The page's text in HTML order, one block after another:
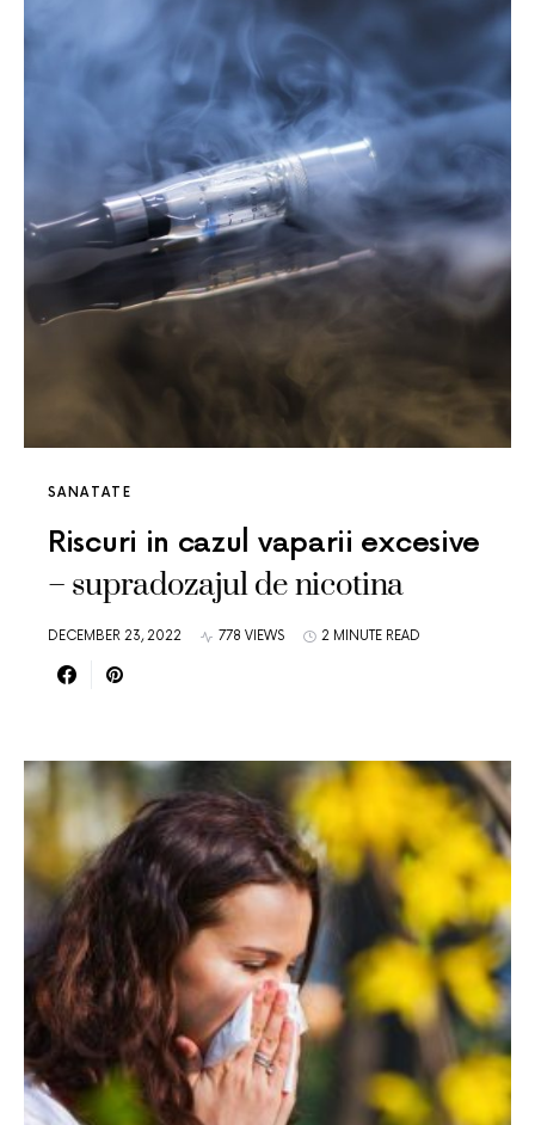
SANATATE
Riscuri in cazul vaparii excesive
– supradozajul de nicotina
DECEMBER 23, 2022 778 VIEWS 2 MINUTE READ